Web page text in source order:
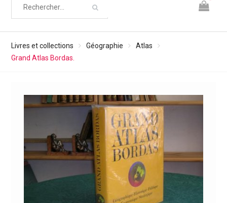
Livres et collections Géographie
Atlas
Grand Atlas Bordas.